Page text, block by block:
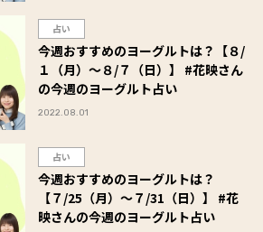
占い
今週おすすめのヨーグルトは？【８/
１（月）～８/７（日）】 #花映さん
の今週のヨーグルト占い
2022.08.01
占い
今週おすすめのヨーグルトは？
【７/25（月）～７/31（日）】 #花
映さんの今週のヨーグルト占い